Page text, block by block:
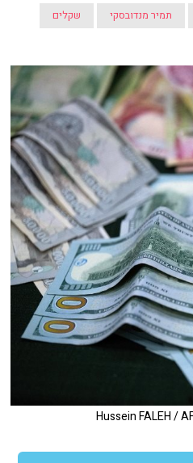
תמיר מנדובסקי שקלים